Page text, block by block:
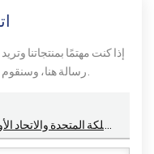
إذا كنت مهتمًا بمنتجاتنا